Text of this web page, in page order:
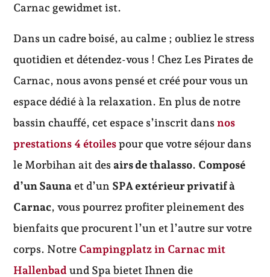
Carnac gewidmet ist.
Dans un cadre boisé, au calme ; oubliez le stress
quotidien et détendez-vous ! Chez Les Pirates de
Carnac, nous avons pensé et créé pour vous un
espace dédié à la relaxation. En plus de notre
bassin chauffé, cet espace s’inscrit dansnos
prestations 4 étoilespour que votre séjour dans
le Morbihan ait desairs de thalasso. Composé
d’un Saunaet d’un SPA extérieur privatif à
Carnac, vous pourrez profiter pleinement des
bienfaits que procurent l’un et l’autre sur votre
corps. Notre Campingplatz in Carnac mit
Hallenbad und Spa bietet Ihnen die